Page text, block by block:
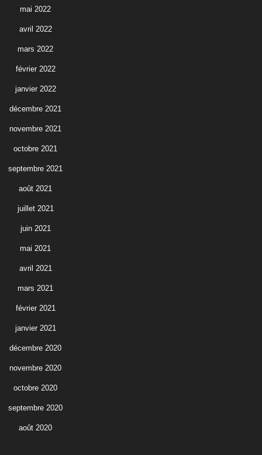
mai 2022
avril 2022
mars 2022
février 2022
janvier 2022
décembre 2021
novembre 2021
octobre 2021
septembre 2021
août 2021
juillet 2021
juin 2021
mai 2021
avril 2021
mars 2021
février 2021
janvier 2021
décembre 2020
novembre 2020
octobre 2020
septembre 2020
août 2020